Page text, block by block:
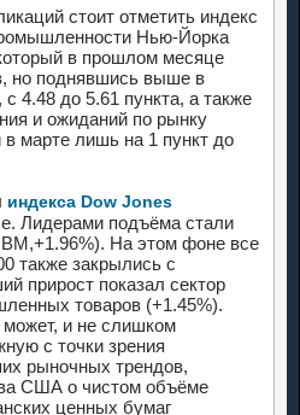
стоит отметить индекс
Нью-Йорка
в прошлом месяце
но поднявшись выше в
4.48 до 5.61 пункта, а также
и ожиданий по рынку
марте лишь на 1 пункт до
индекса Dow Jones
Лидерами подъёма стали
На этом фоне все
также закрылись с
прирост показал сектор
товаров (+1.45%).
и не слишком
с точки зрения
рыночных трендов,
США о чистом объёме
ценных бумаг